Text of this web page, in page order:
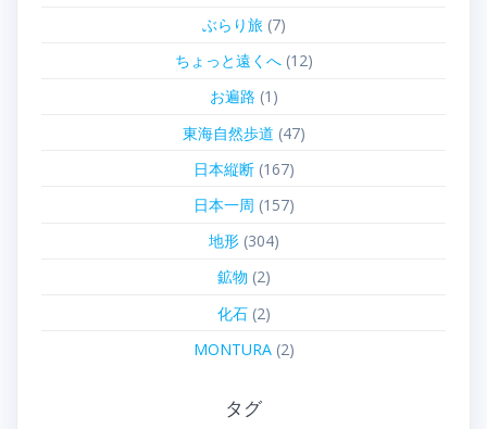
ぶらり旅(7)
ちょっと遠くへ(12)
お遍路 (1)
東海自然歩道 (47)
日本縦断(167)
日本一周 (157)
地形(304)
鉱物 (2)
化石(2)
MONTURA(2)
タグ